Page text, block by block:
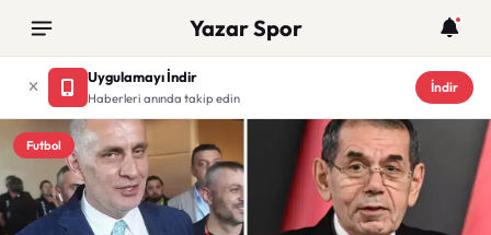
Yazar Spor
Uygulamayı İndir
Haberleri anında takip edin
İndir
Futbol